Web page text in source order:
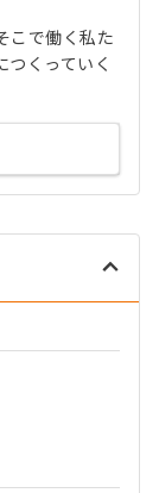
こで働く私た
つくっていく